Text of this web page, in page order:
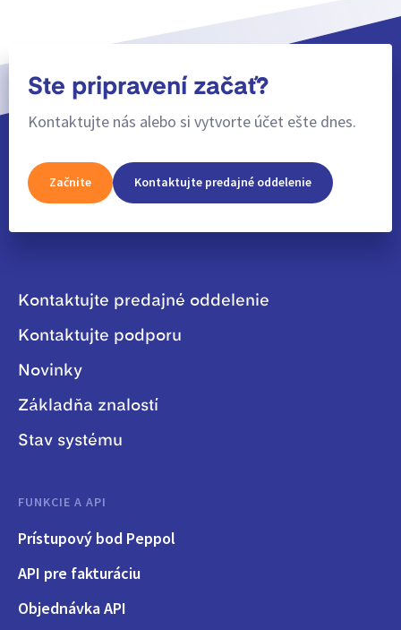
Ste pripravení začať?
Kontaktujte nás alebo si vytvorte účet ešte dnes.
Začnite Kontaktujte predajné oddelenie
Kontaktujte predajné oddelenie
Kontaktujte podporu
Novinky
Základňa znalostí
Stav systému
FUNKCIE A API
Prístupový bod Peppol
API pre fakturáciu
Objednávka API